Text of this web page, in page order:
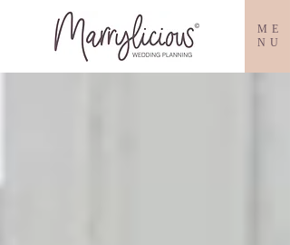
ME
NU